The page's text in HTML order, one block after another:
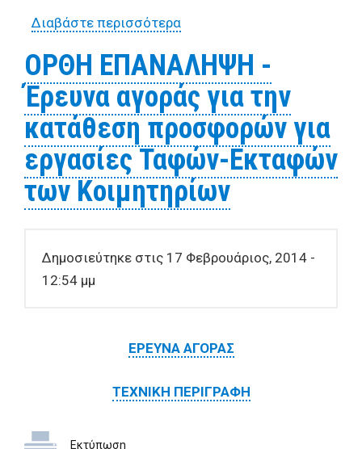
Διαβάστε περισσότεραγια Έρευνα αγοράς για την
ΟΡΘΗ ΕΠΑΝΑΛΗΨΗ -
Έρευνα αγοράς για την
κατάθεση προσφορών για
εργασίες Ταφών-Εκταφών
των Κοιμητηρίων
Δημοσιεύτηκε στις 17 Φεβρουάριος, 2014 -
12:54 μμ
ΕΡΕΥΝΑ ΑΓΟΡΑΣ
ΤΕΧΝΙΚΗ ΠΕΡΙΓΡΑΦΗ
Εκτύπωση